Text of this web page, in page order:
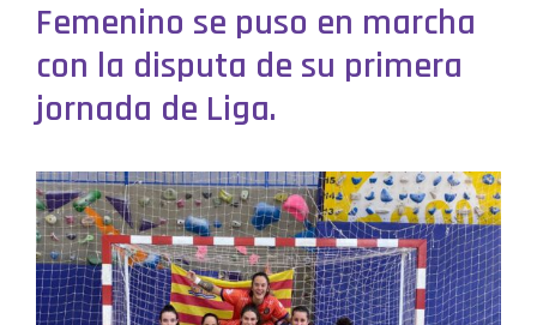
Femenino se puso en marcha
con la disputa de su primera
jornada de Liga.